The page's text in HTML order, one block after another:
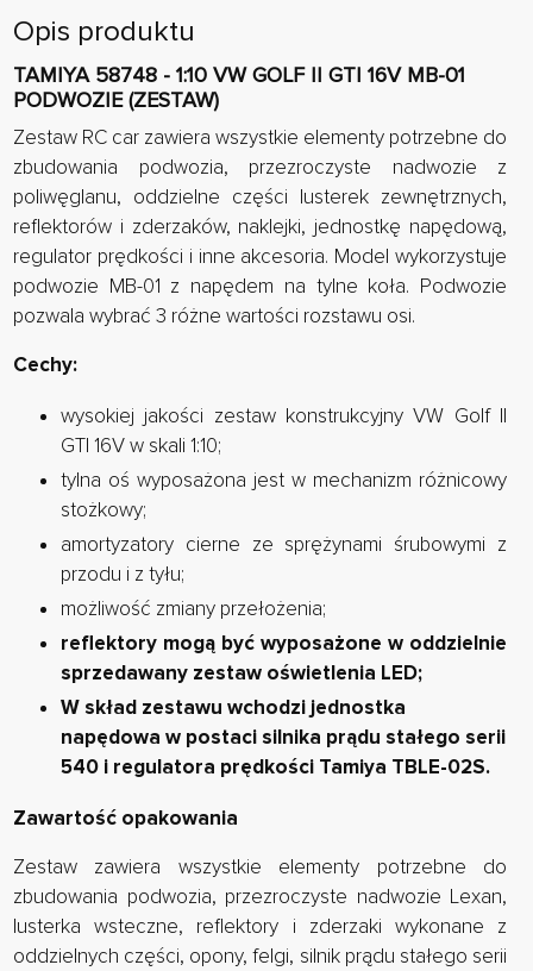
Opis produktu
TAMIYA 58748 - 1:10 VW GOLF II GTI 16V MB-01
PODWOZIE (ZESTAW)
Zestaw RC car zawiera wszystkie elementy potrzebne do
zbudowania podwozia, przezroczyste nadwozie z
poliwęglanu, oddzielne części lusterek zewnętrznych,
reflektorów i zderzaków, naklejki, jednostkę napędową,
regulator prędkości i inne akcesoria. Model wykorzystuje
podwozie MB-01 z napędem na tylne koła. Podwozie
pozwala wybrać 3 różne wartości rozstawu osi.
Cechy:
wysokiej jakości zestaw konstrukcyjny VW Golf II
GTI 16V w skali 1:10;
tylna oś wyposażona jest w mechanizm różnicowy
stożkowy;
amortyzatory cierne ze sprężynami śrubowymi z
przodu i z tyłu;
możliwość zmiany przełożenia;
reflektory mogą być wyposażone w oddzielnie
sprzedawany zestaw oświetlenia LED;
W skład zestawu wchodzi jednostka
napędowa w postaci silnika prądu stałego serii
540 i regulatora prędkości Tamiya TBLE-02S.
Zawartość opakowania
Zestaw zawiera wszystkie elementy potrzebne do
zbudowania podwozia, przezroczyste nadwozie Lexan,
lusterka wsteczne, reflektory i zderzaki wykonane z
oddzielnych części, opony, felgi, silnik prądu stałego serii